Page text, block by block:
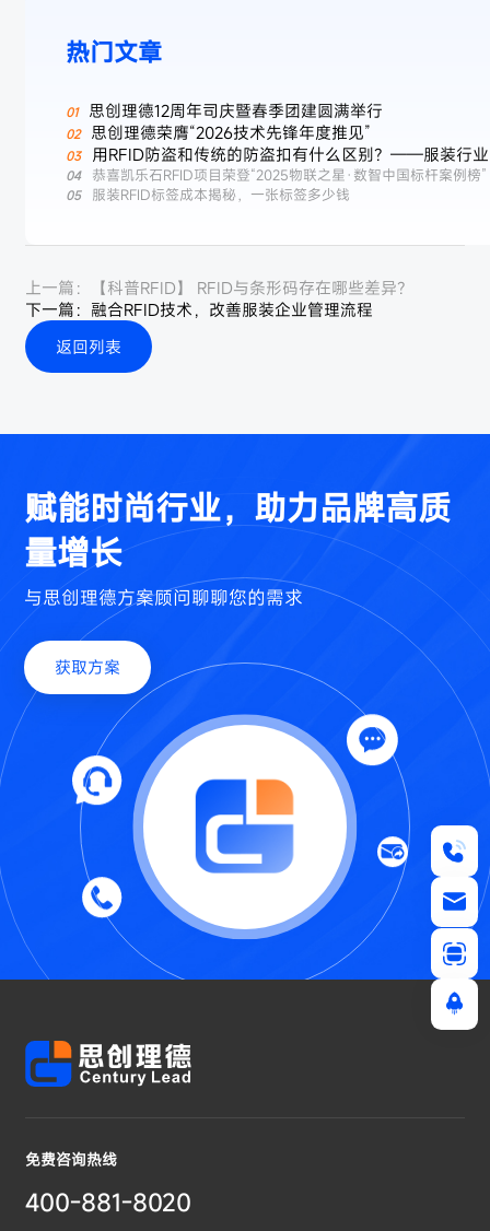
热门文章
思创理德12周年司庆暨春季团建圆满举行
思创理德荣膺“2026技术先锋年度推见”
用RFID防盗和传统的防盗扣有什么区别？——服装行
防盗新选择
恭喜凯乐石RFID项目荣登“2025物联之星·数智中国标杆案例榜”
服装RFID标签成本揭秘，一张标签多少钱
上一篇：
【科普RFID】 RFID与条形码存在哪些差异？
下一篇： 融合RFID技术，改善服装企业管理流程
返回列表
赋能时尚行业，助力品牌高质
量增长
与思创理德方案顾问聊聊您的需求
获取方案
免费咨询热线
400-881-8020